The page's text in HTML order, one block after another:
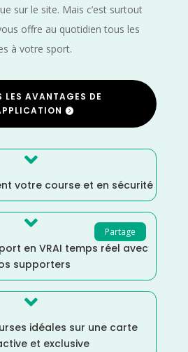
sur le site. Mais c’est surtout
offre au quotidien tous les
à votre sport.
LES AVANTAGES DE

votre course et en sécurité
Partage

en VRAI temps réel avec
supporters

idéales sur une carte
et exclusive